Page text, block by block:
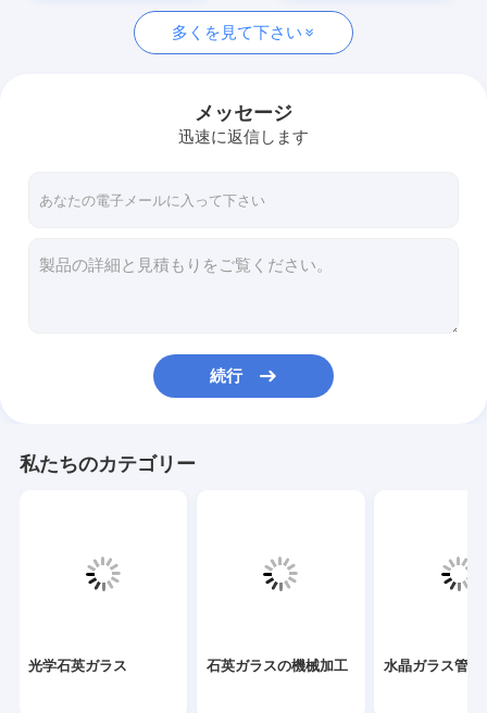
光学石英ガラス
ホウケイ酸ガラス管
レーザースペアパーツ
クォーツ装置
カスタムガラス部品
多くを見て下さい
メッセージ
迅速に返信します
続行
私たちのカテゴリー
光学石英ガラス 石英ガラスの機械加工 水晶ガラス管